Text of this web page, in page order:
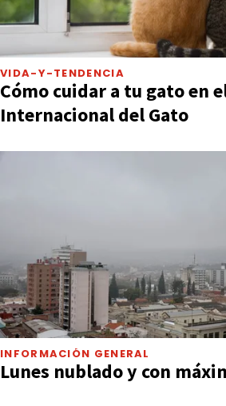
VIDA-Y-TENDENCIA
Cómo cuidar a tu gato en
Internacional del Gato
INFORMACIÓN GENERAL
Lunes nublado y con